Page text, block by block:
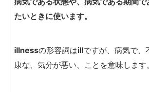
たいときに使います。
illnessの形容詞はillですが、病気で、
康な、気分が悪い、ことを意味します。